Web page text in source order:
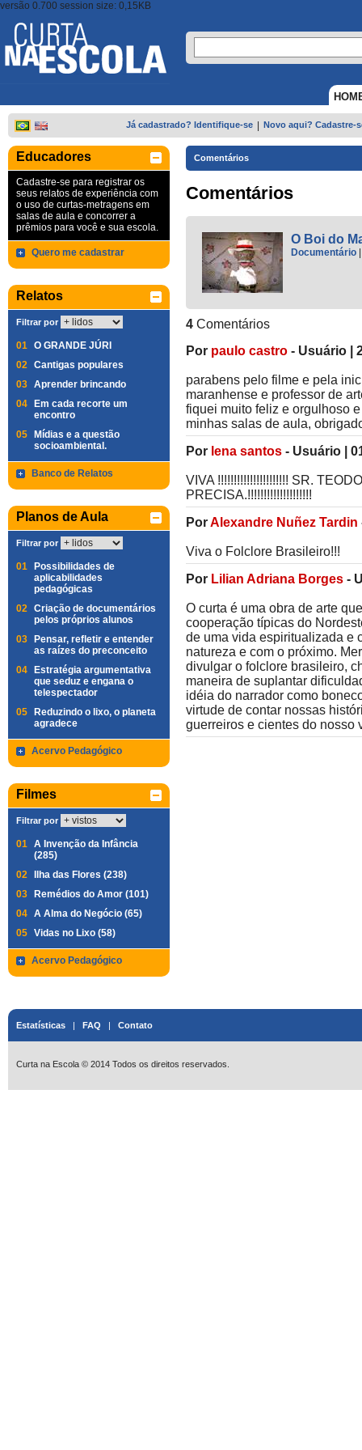
versão 0.700 session size: 0,15KB
Já cadastrado? Identifique-se Novo aqui? Cadastre-
Educadores
Cadastre-se para registrar os
seus relatos de experiência com
o uso de curtas-metragens em
salas de aula e concorrer a
prêmios para você e sua escola.
Quero me cadastrar
Relatos
Filtrar por
01 O GRANDE JÚRI
02 Cantigas populares
03 Aprender brincando
04
Em cada recorte um
encontro
05
Mídias e a questão
socioambiental.
Banco de Relatos
Planos de Aula
Filtrar por
01
Possibilidades de
aplicabilidades
pedagógicas
02 Criação de documentários
pelos próprios alunos
03
Pensar, refletir e entender
as raízes do preconceito
04
Estratégia argumentativa
que seduz e engana o
telespectador
05
Reduzindo o lixo, o planeta
agradece
Acervo Pedagógico
Filmes
Filtrar por
01 A Invenção da Infância
(285)
02
Ilha das Flores (238)
03
Remédios do Amor (101)
04 A Alma do Negócio (65)
05 Vidas no Lixo (58)
Acervo Pedagógico
Comentários
Comentários
O Boi do
Documentário
4 Comentários
Por paulo castro - Usuário
parabens pelo filme e pela
maranhense e professor de
fiquei muito feliz e orgulhoso
minhas salas de aula,
Por lena santos - Usuário
VIVA !!!!!!!!!!!!!!!!!!!!!! SR.
PRECISA.!!!!!!!!!!!!!!!!!!!!
PorAlexandre Nuñez Tardin
Viva o Folclore Brasileiro!!!
Por Lilian Adriana Borges -
O curta é uma obra de arte
cooperação típicas do
de uma vida espiritualizada e
natureza e com o próximo.
divulgar o folclore brasileiro,
maneira de suplantar
idéia do narrador como
virtude de contar nossas
guerreiros e cientes do nosso
Estatísticas | FAQ | Contato
Curta na Escola © 2014 Todos os direitos reservados.